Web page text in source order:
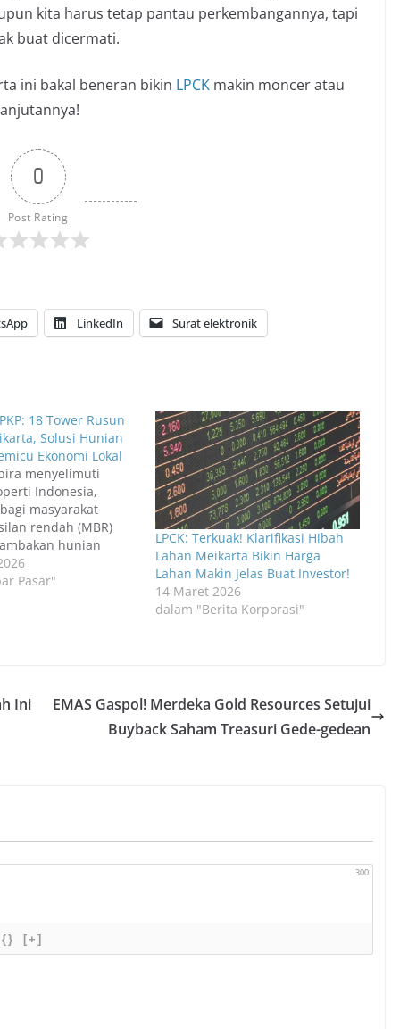
kita harus tetap pantau perkembangannya, tapi
buat dicermati.
ini bakal beneran bikin LPCK makin moncer atau
0
Post Rating
LinkedIn Surat elektronik
18 Tower Rusun
Solusi Hunian
Ekonomi Lokal
menyelimuti
Indonesia,
masyarakat
rendah (MBR)
hunian
Perumahan
Permukiman (PKP)
tower rumah susun
Pasar"
LPCK: Terkuak! Klarifikasi Hibah
Lahan Meikarta Bikin Harga
Lahan Makin Jelas Buat Investor!
14 Maret 2026
dalam "Berita Korporasi"
Ini
EMAS Gaspol! Merdeka Gold Resources Setujui
Buyback Saham Treasuri Gede-gedean
300
{} [+]